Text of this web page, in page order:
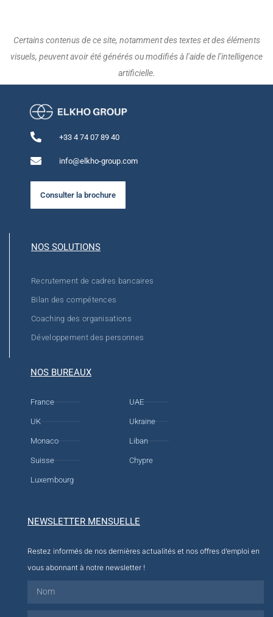
Certains contenus de ce site, notamment des textes et des éléments
visuels, peuvent avoir été générés ou modifiés à l’aide de l’intelligence
artificielle.
+33 4 74 07 89 40
info@elkho-group.com
Consulter la brochure
NOS SOLUTIONS
Recrutement de cadres bancaires
Bilan des compétences
Coaching des organisations
Développement des personnes
NOS BUREAUX
France
UK
Monaco
Suisse
Luxembourg
UAE
Ukraine
Liban
Chypre
NEWSLETTER MENSUELLE
Restez informés de nos dernières actualités et nos offres d’emploi en
vous abonnant à notre newsletter !